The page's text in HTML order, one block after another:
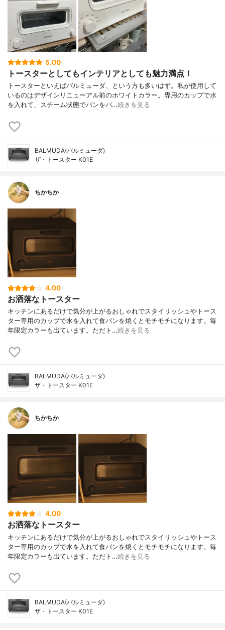
5.00
トースターとしてもインテリアとしても魅力満点！
トースターといえばバルミューダ、という方も多いはず。私が使用して
いるのはデザインリニューアル前のホワイトカラー。専用のカップで水
を入れて、スチーム状態でパンをパ…続きを見る
BALMUDA(バルミューダ)
ザ・トースター K01E
ちかちか
4.00
お洒落なトースター
キッチンにあるだけで気分が上がるおしゃれでスタイリッシュやトース
ター専用のカップで水を入れて食パンを焼くとモチモチになります。毎
年限定カラーも出ています。ただト…続きを見る
BALMUDA(バルミューダ)
ザ・トースター K01E
ちかちか
4.00
お洒落なトースター
キッチンにあるだけで気分が上がるおしゃれでスタイリッシュやトース
ター専用のカップで水を入れて食パンを焼くとモチモチになります。毎
年限定カラーも出ています。ただト…続きを見る
BALMUDA(バルミューダ)
ザ・トースター K01E